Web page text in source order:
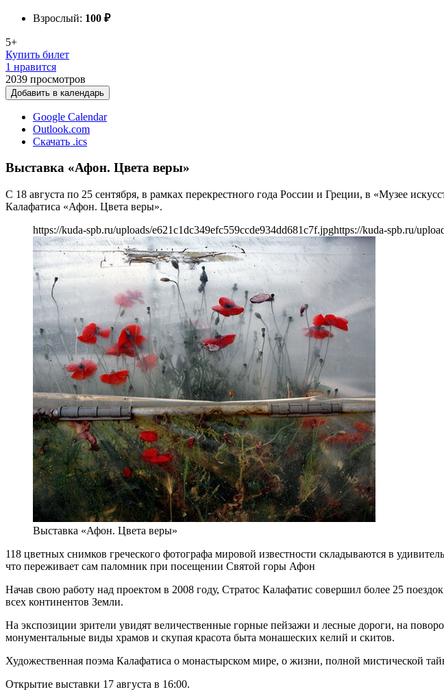
Взрослый: 100 ₽
5+
Купить билет
1 нравится
2039 просмотров
Добавить в календарь
Google Calendar
Outlook.com
Скачать .ics
Выставка «Афон. Цвета веры»
С 18 августа по 25 сентября, в рамках перекрестного года России и Греции, в «Музее
Калафатиса «Афон. Цвета веры».
https://kuda-spb.ru/uploads/e621c1dc349efc559ccde934dd681c7f.jpghttps://kuda-spb.ru/
Выставка «Афон. Цвета веры»
118 цветных снимков греческого фотографа мировой известности складываются в
что переживает сам паломник при посещении Святой горы Афон
Начав свою работу над проектом в 2008 году, Стратос Калафатис совершил более 25
всех континентов Земли.
На экспозиции зрители увидят величественные горные пейзажи и лесные дороги, на
монументальные виды храмов и скупая красота быта монашеских келий и скитов.
Художественная поэма Калафатиса о монастырском мире, о жизни, полной мистической
Открытие выставки 17 августа в 16:00.